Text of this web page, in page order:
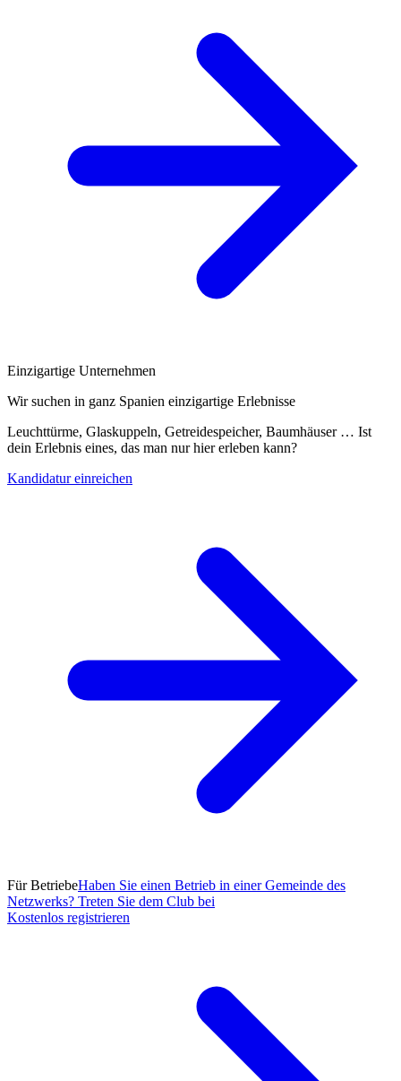
Einzigartige Unternehmen
Wir suchen in ganz Spanien einzigartige Erlebnisse
Leuchttürme, Glaskuppeln, Getreidespeicher, Baumhäuser … Ist
dein Erlebnis eines, das man nur hier erleben kann?
Kandidatur einreichen
Für BetriebeHaben Sie einen Betrieb in einer Gemeinde des
Netzwerks? Treten Sie dem Club bei
Kostenlos registrieren